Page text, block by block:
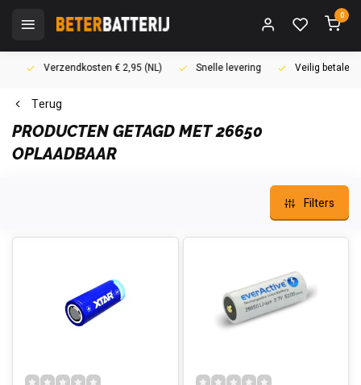
0
Verzendkosten € 2,95 (NL) Snelle levering Veilig betalen
Terug
PRODUCTEN GETAGD MET 26650
OPLAADBAAR
Filters